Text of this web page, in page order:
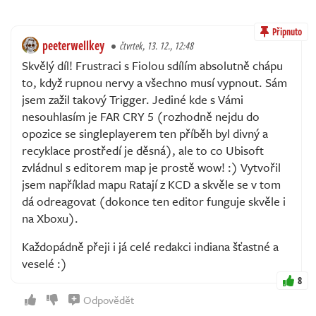
Připnuto
peeterwellkey čtvrtek, 13. 12., 12:48
Skvělý díl! Frustraci s Fiolou sdílím absolutně chápu
to, když rupnou nervy a všechno musí vypnout. Sám
jsem zažil takový Trigger. Jediné kde s Vámi
nesouhlasím je FAR CRY 5 (rozhodně nejdu do
opozice se singleplayerem ten příběh byl divný a
recyklace prostředí je děsná), ale to co Ubisoft
zvládnul s editorem map je prostě wow! :) Vytvořil
jsem například mapu Ratají z KCD a skvěle se v tom
dá odreagovat (dokonce ten editor funguje skvěle i
na Xboxu).
Každopádně přeji i já celé redakci indiana šťastné a
veselé :)
8
Odpovědět